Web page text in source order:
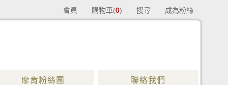
會員 購物車(0) 搜尋 成為粉絲
摩肯粉絲團 聯絡我們